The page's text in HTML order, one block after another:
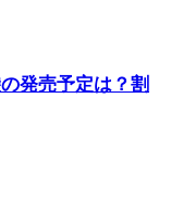
発売予定は？割